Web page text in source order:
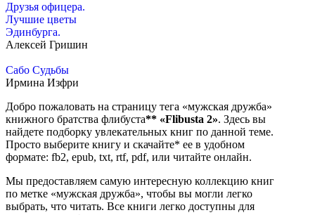
Друзья офицера.
Лучшие цветы
Эдинбурга.
Алексей Гришин
Сабо Судьбы
Ирмина Изфри
Добро пожаловать на страницу тега «мужская дружба»
книжного братства флибуста** «Flibusta 2». Здесь вы
найдете подборку увлекательных книг по данной теме.
Просто выберите книгу и скачайте* ее в удобном
формате: fb2, epub, txt, rtf, pdf, или читайте онлайн.
Мы предоставляем самую интересную коллекцию книг
по метке «мужская дружба», чтобы вы могли легко
выбрать, что читать. Все книги легко доступны для